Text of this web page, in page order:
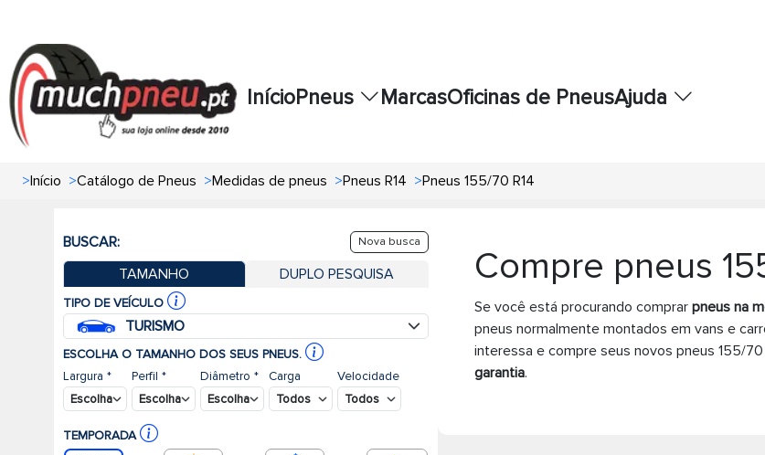
InícioPneus MarcasOficinas de PneusAjuda
>Início >Catálogo de Pneus >Medidas de pneus >Pneus R14 >Pneus 155/70 R14
BUSCAR: Nova busca
TAMANHO DUPLO PESQUISA
TIPO DE VEÍCULO
TURISMO
ESCOLHA O TAMANHO DOS SEUS PNEUS.
Largura *
Perfil * Diâmetro * Carga Velocidade
TEMPORADA
Compre pneus
Se você está procurando comprar pneus na
pneus normalmente montados em vans e
interessa e compre seus novos pneus 155/70
garantia.